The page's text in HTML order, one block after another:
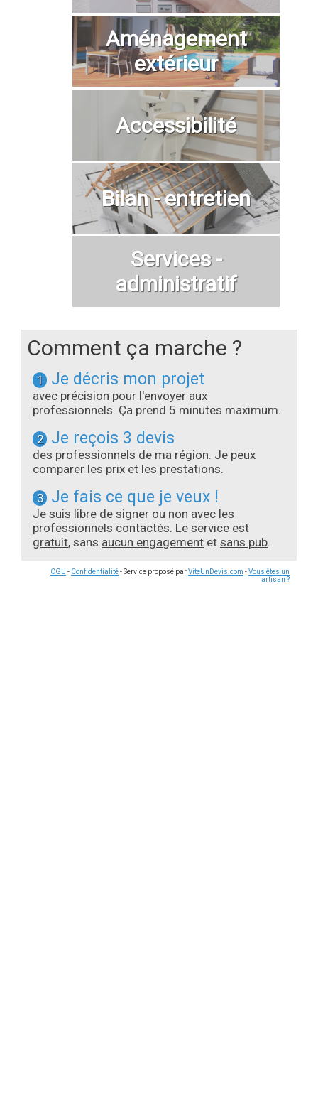
Aménagement
extérieur
Accessibilité
Bilan - entretien
Services -
administratif
Comment ça marche ?
1 Je décris mon projet
avec précision pour l'envoyer aux
professionnels. Ça prend 5 minutes maximum.
2 Je reçois 3 devis
des professionnels de ma région. Je peux
comparer les prix et les prestations.
3 Je fais ce que je veux !
Je suis libre de signer ou non avec les
professionnels contactés. Le service est
gratuit, sans aucun engagement et sans pub.
CGU - Confidentialité- Service proposé parViteUnDevis.com -Vous êtes un
artisan ?